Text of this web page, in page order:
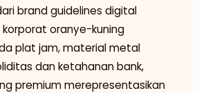
brand guidelines digital
korporat oranye-kuning
plat jam, material metal
dan ketahanan bank,
premium merepresentasikan